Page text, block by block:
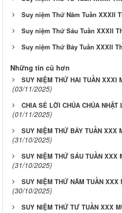
Suy niệm Thứ Năm Tuần XXXII
Suy niệm Thứ Sáu Tuần XXXII
Suy niệm Thứ Bảy Tuần XXXII
Những tin cũ hơn
SUY NIỆM THỨ HAI TUẦN XXXI
(03/11/2025)
CHIA SẺ LỜI CHÚA CHÚA
(01/11/2025)
SUY NIỆM THỨ BẢY TUẦN XXX
(31/10/2025)
SUY NIỆM THỨ SÁU TUẦN XXX
(31/10/2025)
SUY NIỆM THỨ NĂM TUẦN XXX
(30/10/2025)
SUY NIỆM THỨ TƯ TUẦN XXX